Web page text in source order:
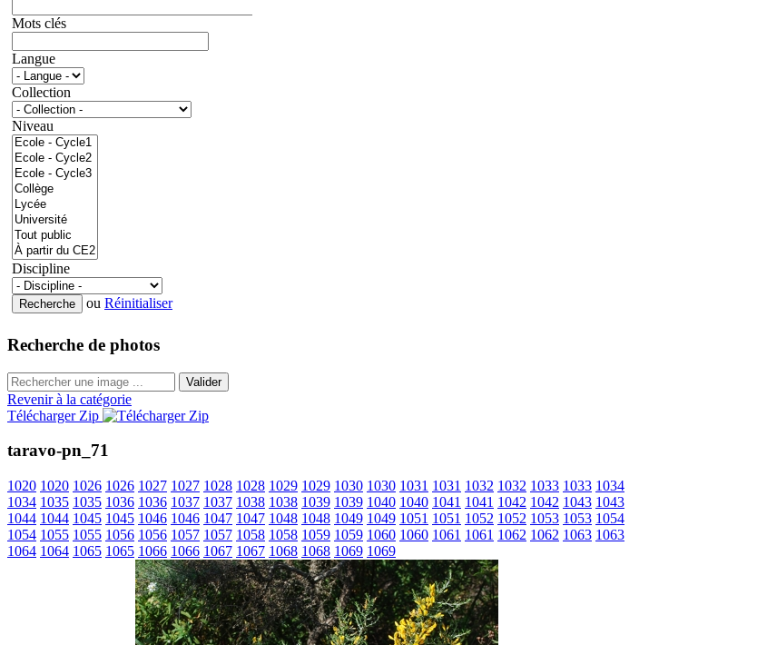
Mots clés
Langue
Collection
Niveau
Discipline
ou Réinitialiser
Recherche de photos
Valider
Revenir à la catégorie
Télécharger Zip
taravo-pn_71
1020 1020 1026 1026 1027 1027 1028 1028 1029 1029 1030 1030 1031 1031 1032 1032 1033 1033 1034
1034 1035 1035 1036 1036 1037 1037 1038 1038 1039 1039 1040 1040 1041 1041 1042 1042 1043 1043
1044 1044 1045 1045 1046 1046 1047 1047 1048 1048 1049 1049 1051 1051 1052 1052 1053 1053 1054
1054 1055 1055 1056 1056 1057 1057 1058 1058 1059 1059 1060 1060 1061 1061 1062 1062 1063 1063
1064 1064 1065 1065 1066 1066 1067 1067 1068 1068 1069 1069